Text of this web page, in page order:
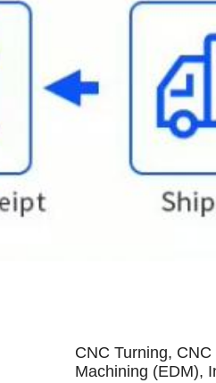
CNC Turning,
Machining (EDM),